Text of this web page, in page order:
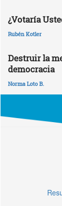
¿Votaría
Rubén Kotler
Destruir la
democracia
Norma Loto B.